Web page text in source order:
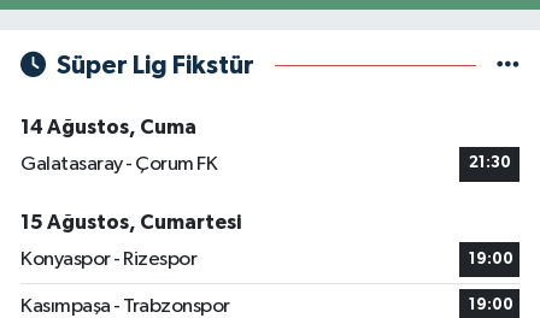
Süper Lig Fikstür
14 Ağustos, Cuma
Galatasaray - Çorum FK
21:30
15 Ağustos, Cumartesi
Konyaspor - Rizespor
19:00
Kasımpaşa - Trabzonspor 19:00